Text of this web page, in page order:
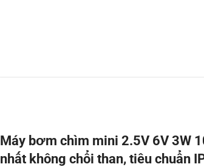
Máy bơm chìm mini 2.5V 6V 3W
nhất không chổi than, tiêu chuẩn